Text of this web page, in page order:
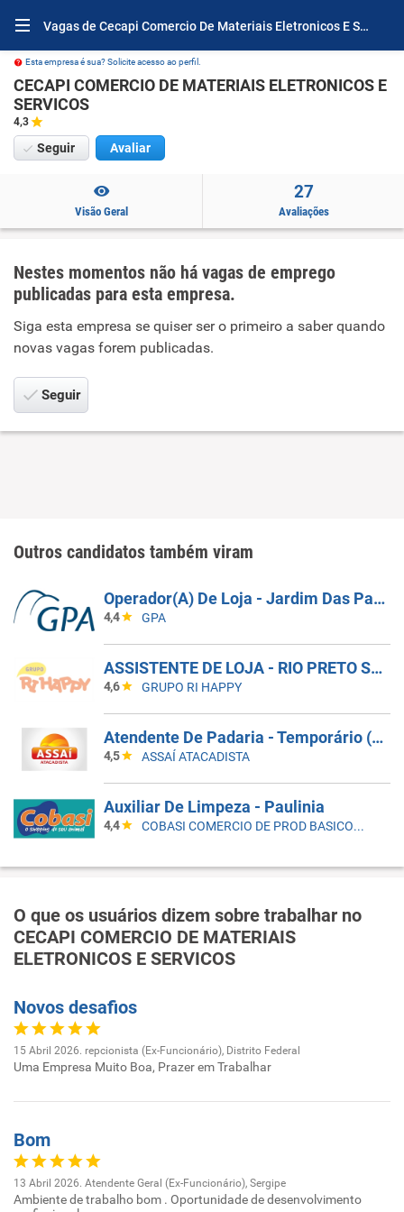
Vagas de Cecapi Comercio De Materiais Eletronicos E Servicos
Esta empresa é sua? Solicite acesso ao perfil.
CECAPI COMERCIO DE MATERIAIS ELETRONICOS E
SERVICOS
4,3
Seguir Avaliar
Visão Geral
27
Avaliações
Nestes momentos não há vagas de emprego
publicadas para esta empresa.
Siga esta empresa se quiser ser o primeiro a saber quando
novas vagas forem publicadas.
Seguir
Outros candidatos também viram
Operador(A) De Loja - Jardim Das Palmeiras - Campinas SP
4,4 GPA
ASSISTENTE DE LOJA - RIO PRETO SHOPPING - EFETIVO
4,6 GRUPO RI HAPPY
Atendente De Padaria - Temporário (Alto Da XV)
4,5 ASSAÍ ATACADISTA
Auxiliar De Limpeza - Paulinia
4,4 COBASI COMERCIO DE PROD BASICOS E INDUSTRIALIZADOS LTDA
O que os usuários dizem sobre trabalhar no
CECAPI COMERCIO DE MATERIAIS
ELETRONICOS E SERVICOS
Novos desafios
15 Abril 2026. repcionista (Ex-Funcionário), Distrito Federal
Uma Empresa Muito Boa, Prazer em Trabalhar
Bom
13 Abril 2026. Atendente Geral (Ex-Funcionário), Sergipe
Ambiente de trabalho bom . Oportunidade de desenvolvimento